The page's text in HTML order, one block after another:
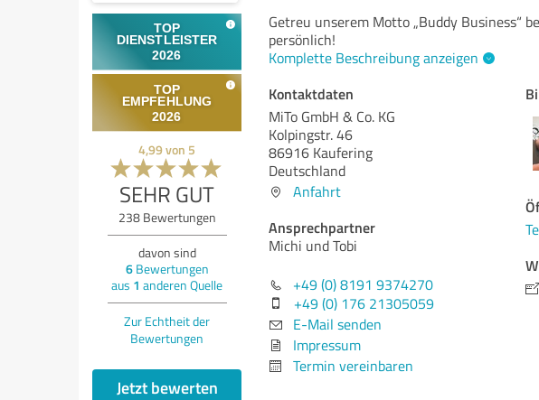
4,99von 5
SEHR GUT
238Bewertungen
davon sind
6Bewertungen
aus 1 anderen Quelle
Zur Echtheit der
Bewertungen
Jetzt bewerten
Getreu unserem Motto „Buddy Business“
persönlich!
Komplette Beschreibung anzeigen
Kontaktdaten
MiTo GmbH & Co. KG
Kolpingstr. 46
86916 Kaufering
Deutschland
Anfahrt
Ansprechpartner
Michi und Tobi
+49 (0) 8191 9374270
+49 (0) 176 21305059
E-Mail senden
Impressum
Termin vereinbaren